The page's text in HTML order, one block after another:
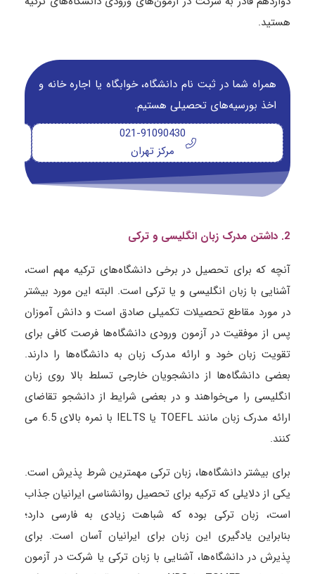
هستید.
همراه شما در ثبت نام دانشگاه‌، خوابگاه یا اجاره خانه و
اخذ بورسیه‌های تحصیلی هستیم.
021-91090430
مرکز تهران
2. داشتن مدرک زبان انگلیسی و ترکی
آنچه که برای تحصیل در برخی دانشگاه‌های ترکیه مهم است،
آشنایی با زبان انگلیسی و یا ترکی است. البته این مورد بیشتر
در مورد مقاطع تحصیلات تکمیلی صادق است و دانش آموزان
پس از موفقیت در آزمون ورودی دانشگاه‌ها فرصت کافی برای
تقویت زبان خود و ارائه مدرک زبان به دانشگاه‌ها را دارند.
بعضی دانشگاه‌ها از دانشجویان خارجی تسلط بالا روی زبان
انگلیسی را می‌خواهند و در بعضی شرایط از دانشجو تقاضای
ارائه مدرک زبان مانند TOEFL یا IELTS با نمره بالای 6.5 می­‌
کنند.
برای بیشتر دانشگاه‌ها، زبان ترکی مهمترین شرط پذیرش است.
یکی از دلایلی که ترکیه برای تحصیل روانشناسی ایرانیان جذاب
است، زبان ترکی بوده که شباهت زیادی به فارسی دارد؛
بنابراین یادگیری این زبان برای ایرانیان آسان است. برای
پذیرش در دانشگاه‌ها، آشنایی با زبان ترکی یا شرکت در آزمون